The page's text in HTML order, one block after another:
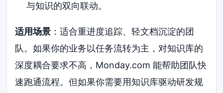
与知识的双向联动。
适用场景 ：适合重进度追踪、轻文档沉淀的团
队。如果你的业务以任务流转为主，对知识库的
深度耦合要求不高，Monday.com 能帮助团队快
速跑通流程。但如果你需要用知识库驱动研发规